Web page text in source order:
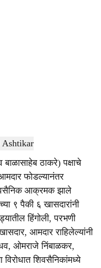
बाळासाहेब ठाकरे) पक्षाचे
फोडल्यानंतर
आक्रमक झाले
९ पैकी ६ खासदारांनी
हिंगोली, परभणी
आमदार राहिलेल्यांनी
ओमराजे निंबाळकर,
विरोधात शिवसैनिकांमध्ये